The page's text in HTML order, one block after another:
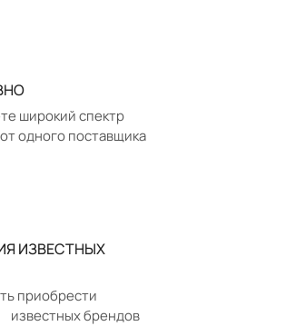
широкий спектр
одного поставщика
ИЗВЕСТНЫХ
приобрести
известных брендов